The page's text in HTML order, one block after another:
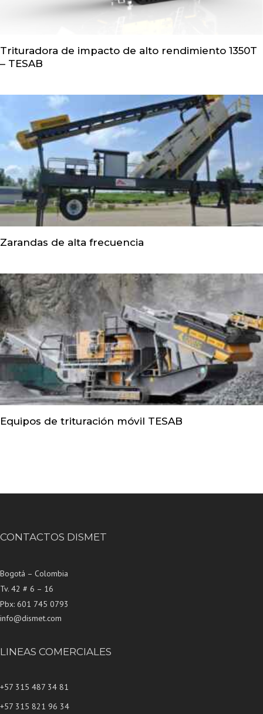
Trituradora de impacto de alto rendimiento 1350T
– TESAB
Zarandas de alta frecuencia
Equipos de trituración móvil TESAB
CONTACTOS DISMET
Bogotá – Colombia
Tv. 42 # 6 – 16
Pbx: 601 745 0793
info@dismet.com
LINEAS COMERCIALES
+57 315 487 34 81
+57 315 821 96 34